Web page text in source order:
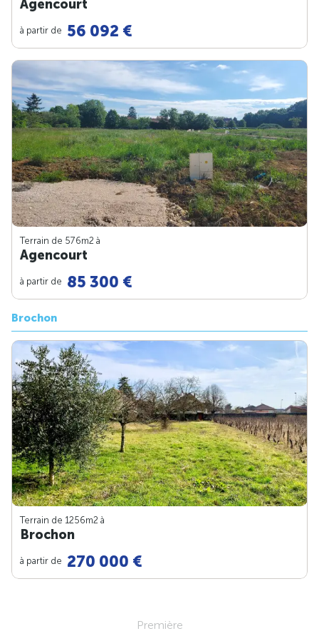
Agencourt
à partir de 56 092 €
Terrain de 576m2 à
Agencourt
à partir de 85 300 €
Brochon
Terrain de 1256m2 à
Brochon
à partir de 270 000 €
Première